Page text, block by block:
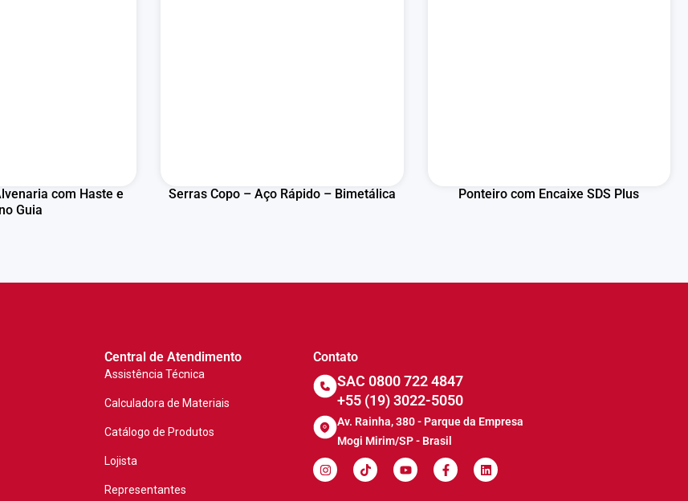
com Haste e
Guia
Serras Copo – Aço Rápido – Bimetálica Ponteiro com Encaixe SDS Plus
Central de Atendimento
Assistência Técnica
Calculadora de Materiais
Catálogo de Produtos
Lojista
Representantes
Contato
SAC 0800 722 4847
+55 (19) 3022-5050
Av. Rainha, 380 - Parque da Empresa
Mogi Mirim/SP - Brasil